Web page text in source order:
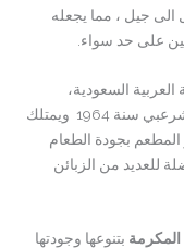
الى جيل ، مما يجعله
على حد سواء.
السعودية،
تاسس على يد ﻻخوان/يزيد محمد اسماعيل الشرعبي سنة 1964 ويمتلك
المطعم بجودة الطعام
للعديد من الزبائن
بتنوعها وجودتها